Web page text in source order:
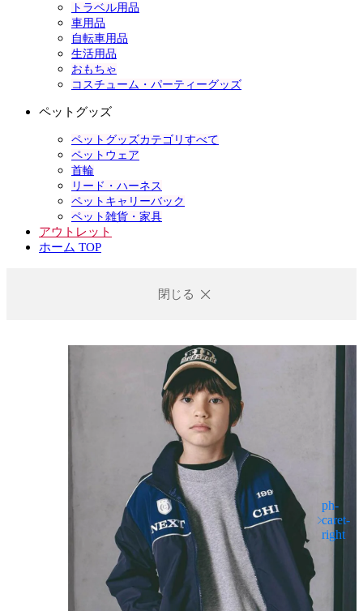
トラベル用品
車用品
自転車用品
生活用品
おもちゃ
コスチューム・パーティーグッズ
ペットグッズ
ペットグッズカテゴリすべて
ペットウェア
首輪
リード・ハーネス
ペットキャリーバック
ペット雑貨・家具
アウトレット
ホーム TOP
閉じる